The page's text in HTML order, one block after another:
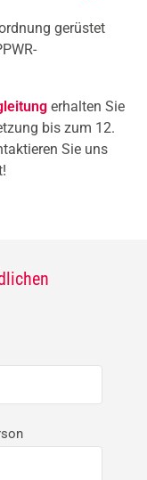
gerüstet
erhalten Sie
bis zum 12.
Sie uns